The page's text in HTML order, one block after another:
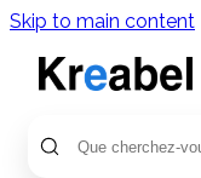
Skip to main content